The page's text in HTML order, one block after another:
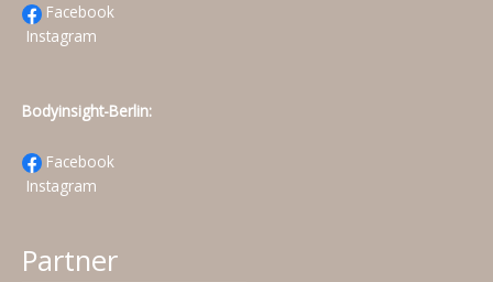
Facebook
Instagram
Bodyinsight-Berlin:
Facebook
Instagram
Partner